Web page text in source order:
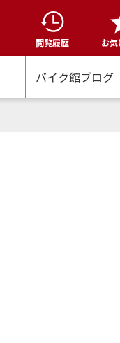
閲覧履歴 お気
バイク館ブログ